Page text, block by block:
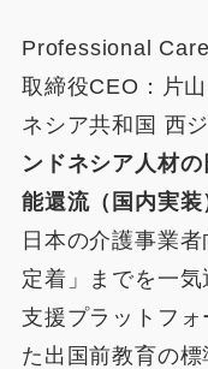
Professional
取締役CEO：片
ネシア共和国 西
ンドネシア人材
能還流（国内実
日本の介護事業
定着」までを一
支援プラットフ
た出国前教育の